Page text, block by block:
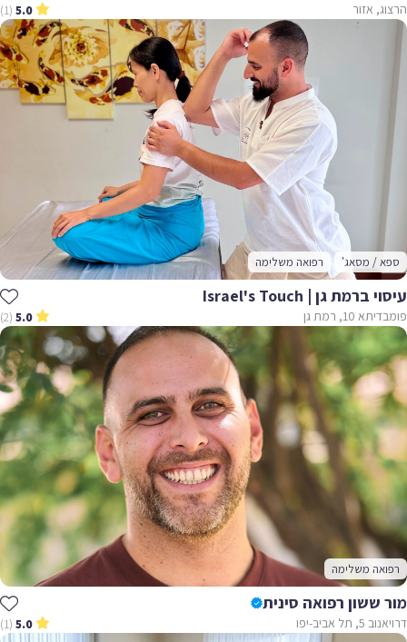
הרצוג, אזור 5.0
(1)
ספא / מסאג' רפואה משלימה
עיסוי ברמת גן | Israel's Touch
פומבדיתא 10, רמת גן 5.0
(2)
רפואה משלימה
מור ששון רפואה סינית
דרויאנוב 5, תל אביב-יפו 5.0
(1)